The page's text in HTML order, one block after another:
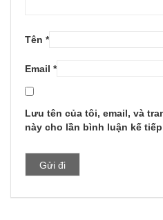
Tên *
Email *
Lưu tên của tôi, email, và
này cho lần bình luận kế